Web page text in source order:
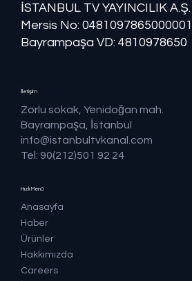
İSTANBUL TV YAYINCILIK A.Ş.
Mersis No: ​​0481097865000001
Bayrampaşa VD: 4810978650
Hızlı Menü
Anasayfa
Haber
Ürünler
Hakkımızda
Careers
İletişim
Zorlu sokak, Yenidoğan mah.
Bayrampaşa, İstanbul
info@istanbultvkanal.com
Tel: 90(212)501 92 24